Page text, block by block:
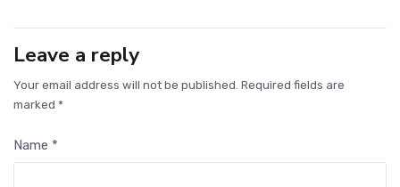
Leave a reply
Your email address will not be published. Required fields are
marked *
Name *